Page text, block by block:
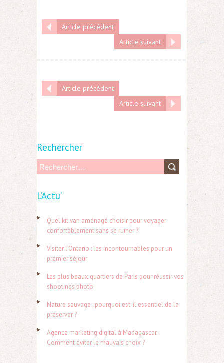
Article précédent
Article suivant
Article précédent
Article suivant
Rechercher
c
h
r
:
L’Actu’
Quel kit van aménagé choisir pour voyager
confortablement sans se ruiner ?
Visiter l’Ontario : les incontournables pour un
premier séjour
Les plus beaux quartiers de Paris pour réussir vos
shootings photo
Nature sauvage : pourquoi est-il essentiel de la
préserver ?
Agence marketing digital à Madagascar :
Comment éviter le mauvais choix ?